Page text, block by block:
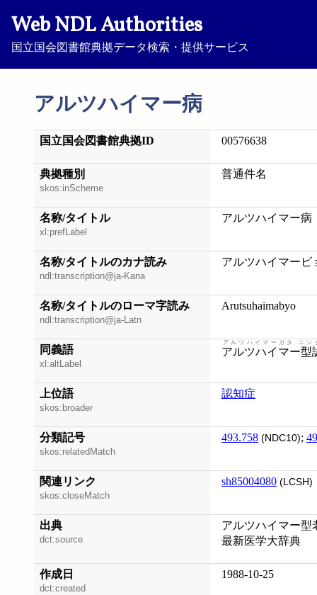
Web NDL Authorities
国立国会図書館典拠データ検索・提供サービス
アルツハイマー病
国立国会図書館典拠ID 00576638
典拠種別
skos:inScheme
普通件名
名称/タイトル
xl:prefLabel
アルツハイマー病
名称/タイトルのカナ読み
ndl:transcription@ja-Kana
アルツハイマービ
名称/タイトルのローマ字読み
ndl:transcription@ja-Latn
Arutsuhaimabyo
同義語
xl:altLabel
アルツハイマー型
アルツハイマーガタ ニン
上位語
skos:broader
認知症
分類記号
skos:relatedMatch
493.758 (NDC10);
関連リンク
skos:closeMatch
sh85004080 (LCSH)
出典
dct:source
アルツハイマー型
最新医学大辞典
作成日
dct:created
1988-10-25